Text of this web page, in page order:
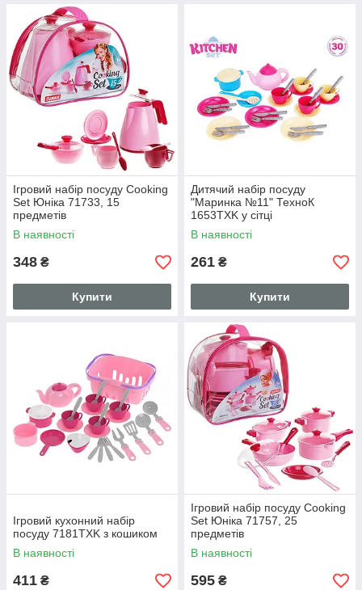
Ігровий набір посуду Cooking
Set Юніка 71733, 15
предметів
В наявності
348 ₴
Купити
Дитячий набір посуду
"Маринка №11" ТехноК
1653TXK у сітці
В наявності
261 ₴
Купити
Ігровий кухонний набір
посуду 7181TXK з кошиком
В наявності
411 ₴
Ігровий набір посуду Cooking
Set Юніка 71757, 25
предметів
В наявності
595 ₴